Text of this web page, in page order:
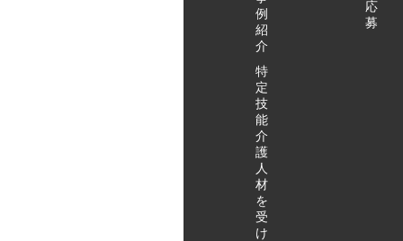
例
紹
介
特
定
技
能
介
護
人
材
を
受
け
応
募